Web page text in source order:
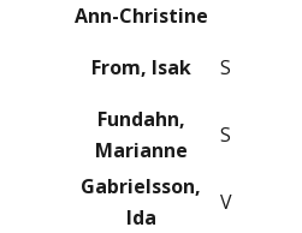
Ann-Christine
From, Isak S
Fundahn,
Marianne
S
Gabrielsson,
Ida
V